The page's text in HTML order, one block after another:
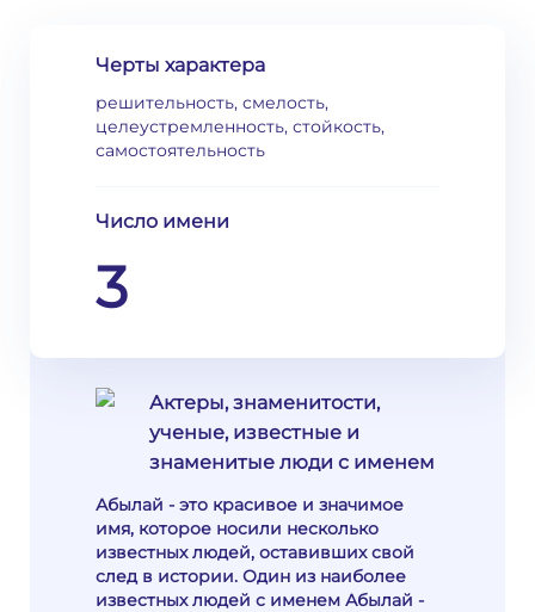
Черты характера
решительность, смелость,
целеустремленность, стойкость,
самостоятельность
Число имени
3
Актеры, знаменитости,
ученые, известные и
знаменитые люди с именем
Абылай - это красивое и значимое
имя, которое носили несколько
известных людей, оставивших свой
след в истории. Один из наиболее
известных людей с именем Абылай -